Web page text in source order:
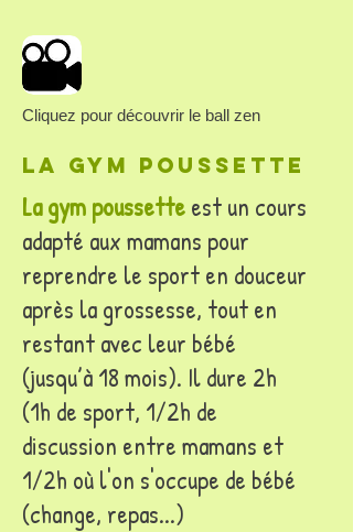
Cliquez pour découvrir le ball zen
La gym poussette
La gym poussetteest un cours
adapté aux mamans pour
reprendre le sport en douceur
après la grossesse, tout en
restant avec leur bébé
(jusqu’à 18 mois). Il dure 2h
(1h de sport, 1/2h de
discussion entre mamans et
1/2h où l'on s'occupe de bébé
(change, repas...)